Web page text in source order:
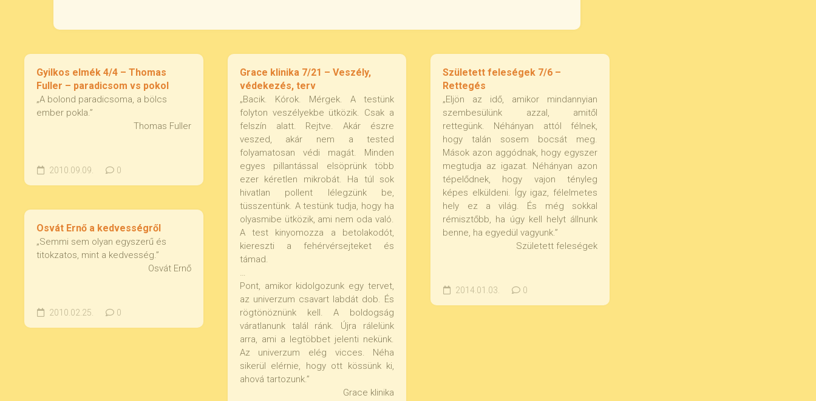
Gyilkos elmék 4/4 – Thomas
Fuller – paradicsom vs pokol
„A bolond paradicsoma, a bölcs
ember pokla.”
Thomas Fuller
2010.09.09. 0
Grace klinika 7/21 – Veszély,
védekezés, terv
„Bacik. Kórok. Mérgek. A testünk
folyton veszélyekbe ütközik. Csak a
felszín alatt. Rejtve. Akár észre
veszed, akár nem a tested
folyamatosan védi magát. Minden
egyes pillantással elsöprünk több
ezer kéretlen mikrobát. Ha túl sok
hivatlan pollent lélegzünk be,
tüsszentünk. A testünk tudja, hogy ha
olyasmibe ütközik, ami nem oda való.
A test kinyomozza a betolakodót,
kiereszti a fehérvérsejteket és
támad.
…
Pont, amikor kidolgozunk egy tervet,
az univerzum csavart labdát dob. És
rögtönöznünk kell. A boldogság
váratlanunk talál ránk. Újra rálelünk
arra, ami a legtöbbet jelenti nekünk.
Az univerzum elég vicces. Néha
sikerül elérnie, hogy ott kössünk ki,
ahová tartozunk.”
Grace klinika
Született feleségek 7/6 –
Rettegés
„Eljön az idő, amikor mindannyian
szembesülünk azzal, amitől
rettegünk. Néhányan attól félnek,
hogy talán sosem bocsát meg.
Mások azon aggódnak, hogy egyszer
megtudja az igazat. Néhányan azon
tépelődnek, hogy vajon tényleg
képes elküldeni. Így igaz, félelmetes
hely ez a világ. És még sokkal
rémisztőbb, ha úgy kell helyt állnunk
benne, ha egyedül vagyunk.”
Született feleségek
2014.01.03. 0
Osvát Ernő a kedvességről
„Semmi sem olyan egyszerű és
titokzatos, mint a kedvesség.”
Osvát Ernő
2010.02.25. 0